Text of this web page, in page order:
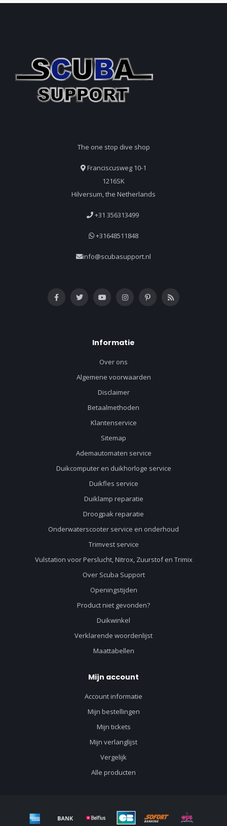
The one stop dive shop
Franciscusweg 10-1
1216SK
Hilversum, the Netherlands
+31 356313499
+31648511848
info@scubasupport.nl
Informatie
Over ons
Algemene voorwaarden
Disclaimer
Betaalmethoden
Klantenservice
Sitemap
Ademautomaten service
Duikcomputer en duikhorloge service
Duikfles service
Duiklamp reparatie
Droogpak reparatie
Onderwaterscooter service en onderhoud
Trimvest service
Vulstation voor Perslucht, Nitrox, Zuurstof en Trimix
Over Scuba Support
Openingstijden
Product niet gevonden?
Duikwinkel
Verklarende woordenlijst
Maattabellen
Mijn account
Account informatie
Mijn bestellingen
Mijn tickets
Mijn verlanglijst
Vergelijk
Alle producten